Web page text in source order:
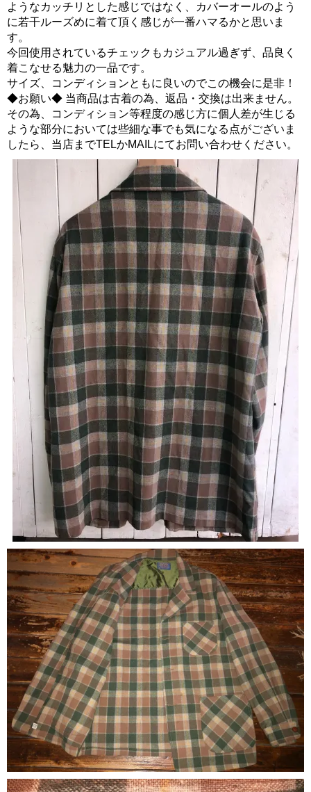
ようなカッチリとした感じではなく、カバーオールのよう
に若干ルーズめに着て頂く感じが一番ハマるかと思いま
す。
今回使用されているチェックもカジュアル過ぎず、品良く
着こなせる魅力の一品です。
サイズ、コンディションともに良いのでこの機会に是非！
◆お願い◆ 当商品は古着の為、返品・交換は出来ません。
その為、コンディション等程度の感じ方に個人差が生じる
ような部分においては些細な事でも気になる点がございま
したら、当店までTELかMAILにてお問い合わせください。